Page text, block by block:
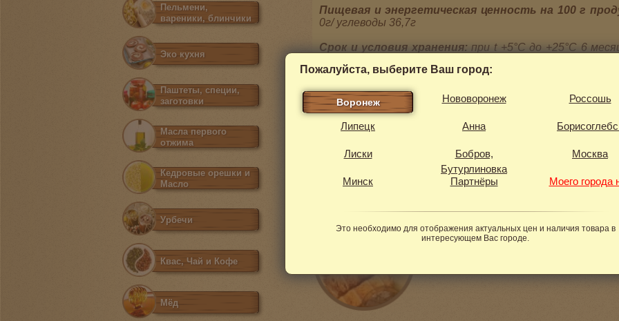
Пожалуйста, выберите Ваш город:
Воронеж Нововоронеж Россошь
Липецк Анна
Лиски
Бобров,
Бутурлиновка
Москва
Минск Партнёры Моего города
Это необходимо для отображения актуальных цен и наличия товара в
интересующем Вас городе.
Пищевая и энергетическая ценность на 100 г
0г/углеводы 36,7г
Срок и условия хранения: при t +5°С до +25°С 6
Фотогалерея
Пельмени,
вареники, блинчики
Эко кухня
Паштеты, специи,
заготовки
Масла первого
отжима
Кедровые орешки и
Масло
Урбечи
Квас, Чай и Кофе
Мёд